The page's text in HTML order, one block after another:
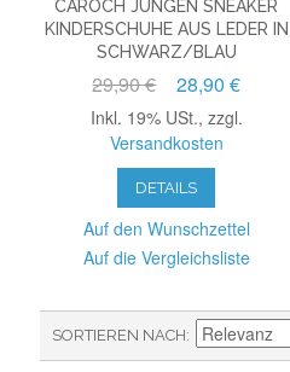
CAROCH JUNGEN SNEAKER
KINDERSCHUHE AUS LEDER IN
SCHWARZ/BLAU
29,90 € 28,90 €
Inkl. 19% USt., zzgl.
Versandkosten
DETAILS
Auf den Wunschzettel
Auf die Vergleichsliste
SORTIEREN NACH